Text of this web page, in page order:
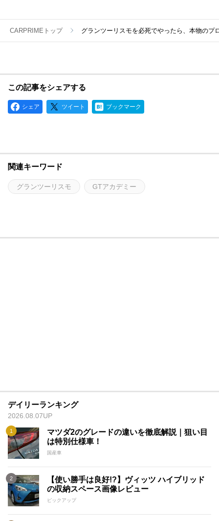
CARPRIMEトップ グランツーリスモを必死でやったら、本物のプ
この記事をシェアする
シェア ツイート ブックマーク
関連キーワード
グランツーリスモ GTアカデミー
デイリーランキング
2026.08.07UP
マツダ2のグレードの違いを徹底解説｜狙い目
は特別仕様車！
国産車
【使い勝手は良好!?】ヴィッツ ハイブリッド
の収納スペース画像レビュー
ピックアップ